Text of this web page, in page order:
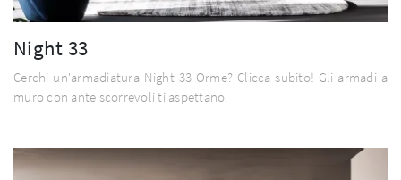
Night 33
Cerchi un'armadiatura Night 33 Orme? Clicca subito! Gli armadi a
muro con ante scorrevoli ti aspettano.